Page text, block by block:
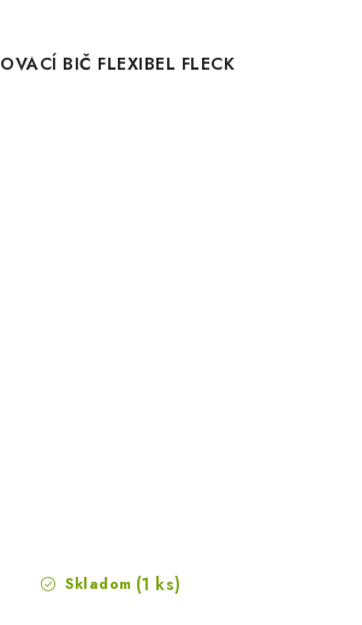
BIČ FLEXIBEL FLECK
Skladom (1 ks)